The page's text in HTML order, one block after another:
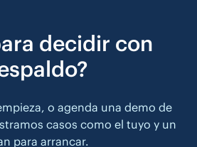
decidir con
o agenda una demo de
casos como el tuyo y un
para arrancar.